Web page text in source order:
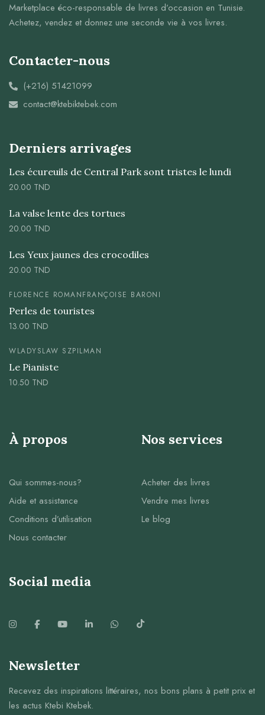
Marketplace éco-responsable de livres d’occasion en Tunisie.
Achetez, vendez et donnez une seconde vie à vos livres.
Contacter-nous
(+216) 51421099
contact@ktebiktebek.com
Derniers arrivages
Les écureuils de Central Park sont tristes le lundi
20.00 TND
La valse lente des tortues
20.00 TND
Les Yeux jaunes des crocodiles
20.00 TND
FLORENCE ROMANFRANÇOISE BARONI
Perles de touristes
13.00 TND
WLADYSLAW SZPILMAN
Le Pianiste
10.50 TND
À propos
Qui sommes-nous?
Aide et assistance
Conditions d’utilisation
Nous contacter
Nos services
Acheter des livres
Vendre mes livres
Le blog
Social media
Newsletter
Recevez des inspirations littéraires, nos bons plans à petit prix et
les actus Ktebi Ktebek.